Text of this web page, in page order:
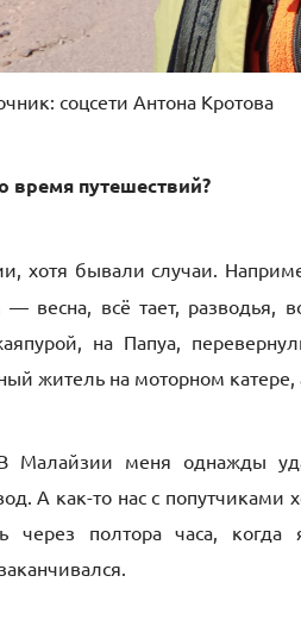
соцсети Антона Кротова
путешествий?
хотя бывали случаи.
весна, всё тает, разводья,
на Папуа,
житель на моторном
Малайзии меня однажды
А как-то нас с
полтора часа, когда